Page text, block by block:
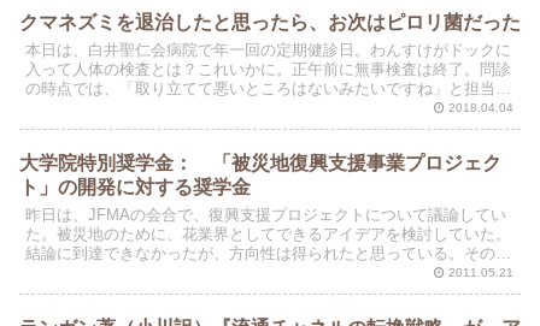
クマネズミを退治したと思ったら、お次はピロリ菌だった
本日は、白井聖仁会病院で年一回の定期健診日。わんすけがドックに
入って人体の検査とは？これいかに。正午前に無事検査は終了。問診
の時点では、「取り立てて悪いところはないみたいですね」と担当の
医師からの診断。どきどきで診察室に入ったのは、去年とう...2018.04.04
大学院特別奨学金： 「被災地復興支援事業プロジェク
ト」の開発に対する奨学金
昨日は、JFMAの会合で、復興支援プロジェクトについて議論してい
た。被災地のために、花業界としてできるアイデアを検討していた。
結論に到達できなかったが、方向性は得られたと思っている。その席
で、自分が校長を務めているIM研究科で、被災地復興の...
2011.05.21